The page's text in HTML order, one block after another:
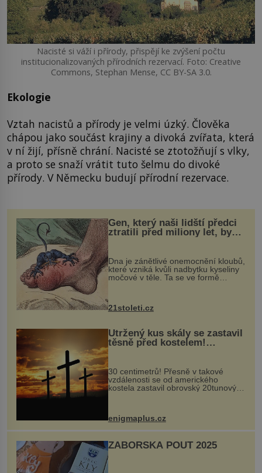
Nacisté si váží i přírody, přispějí ke zvýšení počtu
institucionalizovaných přírodních rezervací. Foto: Creative
Commons, Stephan Mense, CC BY-SA 3.0.
Ekologie
Vztah nacistů a přírody je velmi úzký. Člověka
chápou jako součást krajiny a divoká zvířata, která
v ní žijí, přísně chrání. Nacisté se ztotožňují s vlky,
a proto se snaží vrátit tuto šelmu do divoké
přírody. V Německu budují přírodní rezervace.
Gen, který naši lidští předci
ztratili před miliony let, by
mohl pomoci s léčbou
„nemoci králů“
Dna je zánětlivé onemocnění kloubů,
které vzniká kvůli nadbytku kyseliny
močové v těle. Ta se ve formě
nohou, a způsobuje bole...
21stoleti.cz
Utržený kus skály se zastavil
těsně před kostelem!
Ochránila ho boží síla?
30 centimetrů! Přesně v takové
vzdálenosti se od amerického
kostela zastavil obrovský 20tunový
...
enigmaplus.cz
ZÁBOŘSKÁ POUŤ 2025